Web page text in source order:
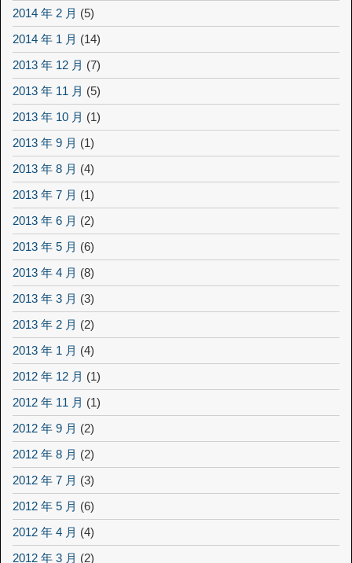
2014 年 2 月 (5)
2014 年 1 月 (14)
2013 年 12 月 (7)
2013 年 11 月 (5)
2013 年 10 月 (1)
2013 年 9 月 (1)
2013 年 8 月 (4)
2013 年 7 月 (1)
2013 年 6 月 (2)
2013 年 5 月 (6)
2013 年 4 月 (8)
2013 年 3 月 (3)
2013 年 2 月 (2)
2013 年 1 月 (4)
2012 年 12 月 (1)
2012 年 11 月 (1)
2012 年 9 月 (2)
2012 年 8 月 (2)
2012 年 7 月 (3)
2012 年 5 月 (6)
2012 年 4 月 (4)
2012 年 3 月 (2)